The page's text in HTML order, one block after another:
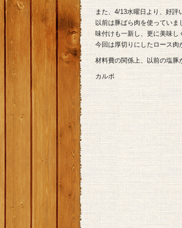
また、4/13水曜日より、好評
以前は豚ばら肉を使っていま
味付けも一新し、更に美味し
今回は厚切りにしたロース肉
材料費の関係上、以前の塩豚
カルボ